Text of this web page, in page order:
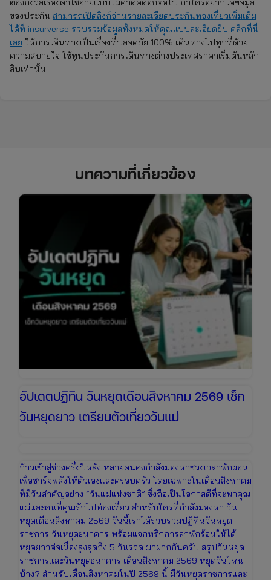
ต้องกังวลเรื่องค่าใช้จ่ายแบบไม่คาดคิดอีกต่อไป ถ้าใครอยากได้ข้อมูล
ของประกัน สามารถเปิดลิงก์อ่านรายละเอียดประกันท่องเที่ยวเพิ่มเติม
ได้ที่ insurverse รวบรวมข้อมูลทั้งหมดให้คุณแบบละเอียดยิบ คลิกที่นี่
เลย ให้การเดินทางเป็นเรื่องที่ปลอดภัย 100% เดินทางไปทุกที่ด้วย
ความสบายใจ ใช้ทุนประกันการเดินทางต่างประเทศราคาเริ่มต้นหลัก
สิบเท่านั้น
บทความที่เกี่ยวข้อง
อัปเดตปฏิทิน วันหยุดเดือนสิงหาคม 2569 เช็ก
วันหยุดยาว เตรียมตัวเที่ยววันแม่
ก้าวเข้าสู่ช่วงครึ่งปีหลัง หลายคนคงกำลังมองหาช่วงเวลาพักผ่อน
เพื่อชาร์จพลังให้ตัวเองและครอบครัว โดยเฉพาะในเดือนสิงหาคม
ที่มีวันสำคัญอย่าง “วันแม่แห่งชาติ” ซึ่งถือเป็นโอกาสดีที่จะพาคุณ
แม่และคนที่คุณรักไปท่องเที่ยว สำหรับใครที่กำลังมองหา วัน
หยุดเดือนสิงหาคม 2569 วันนี้เราได้รวบรวมปฏิทินวันหยุด
ราชการ วันหยุดธนาคาร พร้อมแจกทริกการลาพักร้อนให้ได้
หยุดยาวต่อเนื่องสูงสุดถึง 5 วันรวด มาฝากกันครับ สรุปวันหยุด
ราชการและวันหยุดธนาคาร เดือนสิงหาคม 2569 หยุดวันไหน
บ้าง? สำหรับเดือนสิงหาคมในปี 2569 นี้ มีวันหยุดราชการและ